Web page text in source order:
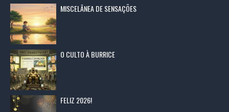
MISCELÂNEA DE SENSAÇÕES
O CULTO À BURRICE
FELIZ 2026!